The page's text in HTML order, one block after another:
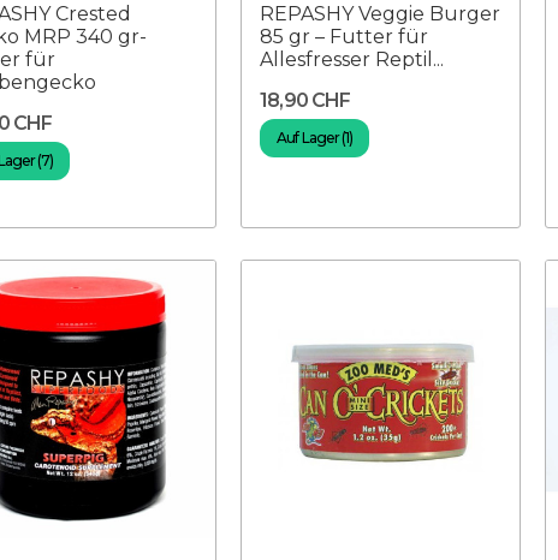
Crested
MRP 340 gr-
für
CHF
(7)
REPASHY Veggie Burger
85 gr – Futter für
Allesfresser Reptil...
18,90 CHF
Auf Lager (1)